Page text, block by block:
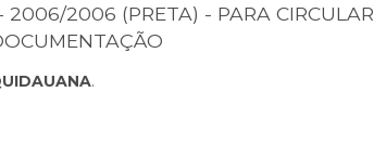
2006/2006 (PRETA) - PARA CIRCULAR
.